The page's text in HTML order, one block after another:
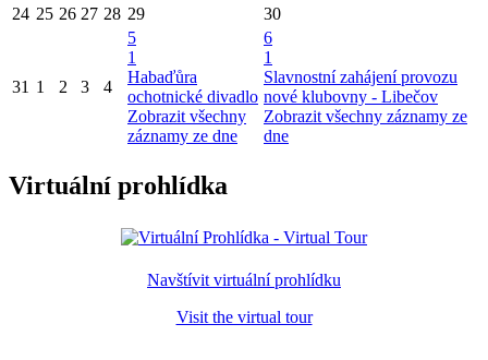
24 25 26 27 28 29 30
31 1 2 3 4
5
1
Habaďůra
ochotnické divadlo
Zobrazit všechny
záznamy ze dne
6
1
Slavnostní zahájení provozu
nové klubovny - Libečov
Zobrazit všechny záznamy ze
dne
Virtuální prohlídka
Navštívit virtuální prohlídku
Visit the virtual tour